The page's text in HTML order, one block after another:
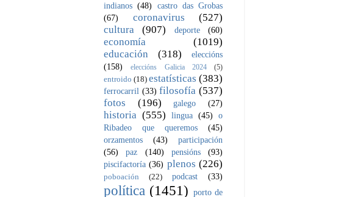
indianos (48)
castro das Grobas
(67)
coronavirus
(527)
cultura
(907) deporte (60)
economía
(1019)
educación
(318)
eleccións
(158)
eleccións Galicia 2024 (5)
entroido (18) estatísticas (383)
ferrocarril (33) filosofía (537)
fotos
(196) galego (27)
historia (555) lingua (45)
o
Ribadeo que queremos
(45)
orzamentos
(43)
participación
(56)
paz (140) pensións
(93)
piscifactoría (36) plenos (226)
poboación (22) podcast (33)
política (1451) porto de